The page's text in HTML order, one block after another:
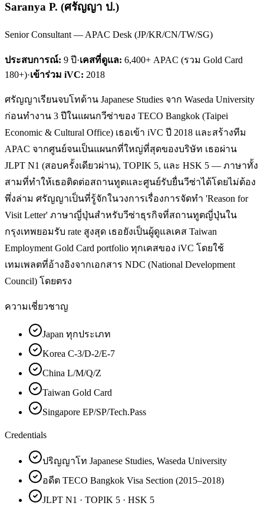
Saranya P. (ศรัญญา ป.)
Senior Consultant — APAC Desk (JP/KR/CN/TW/SG)
ประสบการณ์: 9 ปี·เคสที่ดูแล: 6,400+ APAC (รวม Gold Card
180+)·เข้าร่วม iVC: 2018
ศรัญญาเรียนจบโทด้าน Japanese Studies จาก Waseda University
ก่อนทำงาน 3 ปีในแผนกวีซ่าของ TECO Bangkok (Taipei
Economic & Cultural Office) เธอเข้า iVC ปี 2018 และสร้างทีม
APAC จากศูนย์จนเป็นแผนกที่ใหญ่ที่สุดของบริษัท เธอผ่าน
JLPT N1 (สอบครั้งเดียวผ่าน), TOPIK 5, และ HSK 5 — ภาษาทั้ง
สามที่ทำให้เธอติดต่อสถานทูตและศูนย์รับยื่นวีซ่าได้โดยไม่ต้อง
พึ่งล่าม ศรัญญาเป็นที่รู้จักในวงการเรื่องการจัดทำ 'Reason for
Visit Letter' ภาษาญี่ปุ่นสำหรับวีซ่าธุรกิจที่สถานทูตญี่ปุ่นใน
กรุงเทพยอมรับ rate สูงสุด เธอยังเป็นผู้ดูแลเคส Taiwan
Employment Gold Card portfolio ทุกเคสของ iVC โดยใช้
เทมเพลตที่อ้างอิงจากเอกสาร NDC (National Development
Council) โดยตรง
ความเชี่ยวชาญ
Japan ทุกประเภท
Korea C-3/D-2/E-7
China L/M/Q/Z
Taiwan Gold Card
Singapore EP/SP/Tech.Pass
Credentials
ปริญญาโท Japanese Studies, Waseda University
อดีต TECO Bangkok Visa Section (2015–2018)
JLPT N1 · TOPIK 5 · HSK 5